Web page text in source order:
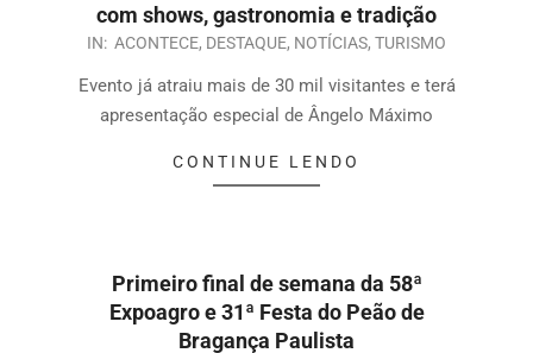
com shows, gastronomia e tradição
IN: ACONTECE, DESTAQUE, NOTÍCIAS, TURISMO
Evento já atraiu mais de 30 mil visitantes e terá
apresentação especial de Ângelo Máximo
CONTINUE LENDO
Primeiro final de semana da 58ª
Expoagro e 31ª Festa do Peão de
Bragança Paulista